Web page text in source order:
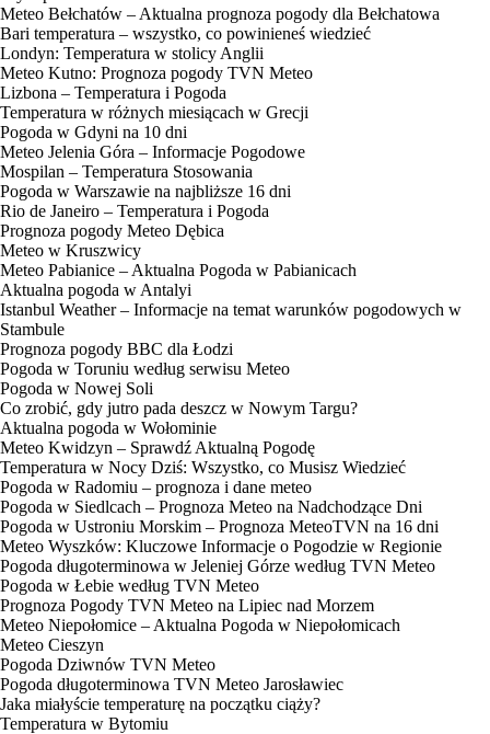
Meteo Bełchatów – Aktualna prognoza pogody dla Bełchatowa
Bari temperatura – wszystko, co powinieneś wiedzieć
Londyn: Temperatura w stolicy Anglii
Meteo Kutno: Prognoza pogody TVN Meteo
Lizbona – Temperatura i Pogoda
Temperatura w różnych miesiącach w Grecji
Pogoda w Gdyni na 10 dni
Meteo Jelenia Góra – Informacje Pogodowe
Mospilan – Temperatura Stosowania
Pogoda w Warszawie na najbliższe 16 dni
Rio de Janeiro – Temperatura i Pogoda
Prognoza pogody Meteo Dębica
Meteo w Kruszwicy
Meteo Pabianice – Aktualna Pogoda w Pabianicach
Aktualna pogoda w Antalyi
Istanbul Weather – Informacje na temat warunków pogodowych w
Stambule
Prognoza pogody BBC dla Łodzi
Pogoda w Toruniu według serwisu Meteo
Pogoda w Nowej Soli
Co zrobić, gdy jutro pada deszcz w Nowym Targu?
Aktualna pogoda w Wołominie
Meteo Kwidzyn – Sprawdź Aktualną Pogodę
Temperatura w Nocy Dziś: Wszystko, co Musisz Wiedzieć
Pogoda w Radomiu – prognoza i dane meteo
Pogoda w Siedlcach – Prognoza Meteo na Nadchodzące Dni
Pogoda w Ustroniu Morskim – Prognoza MeteoTVN na 16 dni
Meteo Wyszków: Kluczowe Informacje o Pogodzie w Regionie
Pogoda długoterminowa w Jeleniej Górze według TVN Meteo
Pogoda w Łebie według TVN Meteo
Prognoza Pogody TVN Meteo na Lipiec nad Morzem
Meteo Niepołomice – Aktualna Pogoda w Niepołomicach
Meteo Cieszyn
Pogoda Dziwnów TVN Meteo
Pogoda długoterminowa TVN Meteo Jarosławiec
Jaka miałyście temperaturę na początku ciąży?
Temperatura w Bytomiu